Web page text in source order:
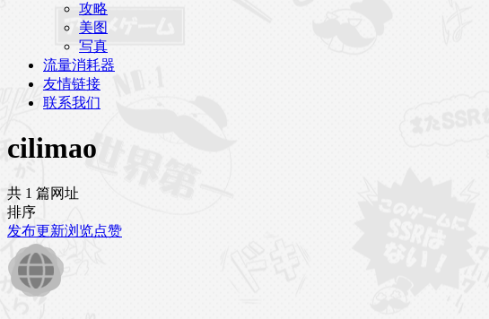
攻略
美图
写真
流量消耗器
友情链接
联系我们
cilimao
共 1 篇网址
排序
发布更新浏览点赞